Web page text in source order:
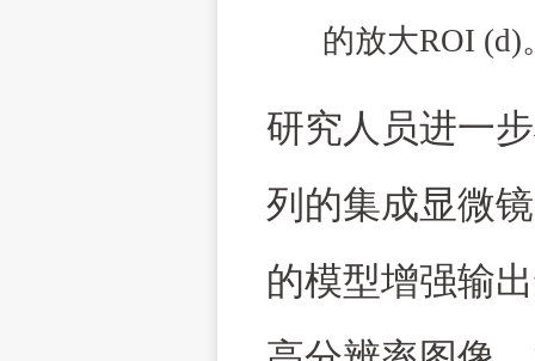
的放大ROI (d)
研究人员进一
列的集成显微
的模型增强输